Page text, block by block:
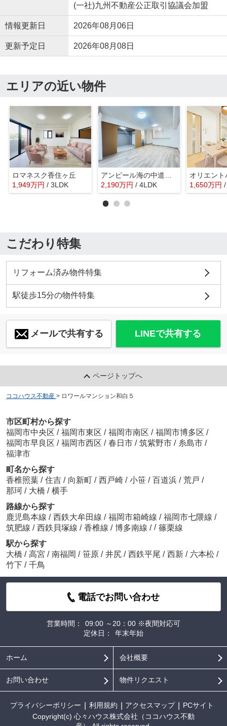
(一社)九州不動産公正取引協議会加盟
情報更新日 2026年08月06日
更新予定日 2026年08月08日
エリアの近い物件
ロマネスク香住ヶ丘
1,949万円 / 3LDK
2,190万円 / 4LDK
オリエン
1,650万円
こだわり特集
リフォーム済み物件特集
駅徒歩15分の物件特集
メールで共有する LINEで共有する
ページトップへ
ココハウス不動産 > ロワールマンション和白５
市区町村から探す
福岡市中央区 / 福岡市東区 / 福岡市南区 / 福岡市博多区 /
福岡市早良区 / 福岡市西区 / 春日市 / 筑紫野市 / 糸島市 /
福津市
町名から探す
香椎照葉 / 住吉 / 向新町 / 西戸崎 / 小笹 / 百道浜 / 荒戸 /
那珂 / 大橋 / 横手
路線から探す
鹿児島本線 / 西鉄大牟田線 / 福岡市箱崎線 / 福岡市七隈線 /
筑肥線 / 西鉄貝塚線 / 香椎線 / 博多南線 / / 篠栗線
駅から探す
大橋 / 高宮 / 南福岡 / 笹原 / 井尻 / 西鉄平尾 / 西新 / 六本松 /
竹下 / 千鳥
電話でお問い合わせ
営業時間：
09:00 ～20：00 ※夜間対応可
定休日：
年末年始
ホーム 会社概要
お問い合わせ 物件リクエスト
プライバシーポリシー 利用規約 アクセスマップ
PCサイト
Copyright(c) 心々ハウス株式会社（ココハウス不動